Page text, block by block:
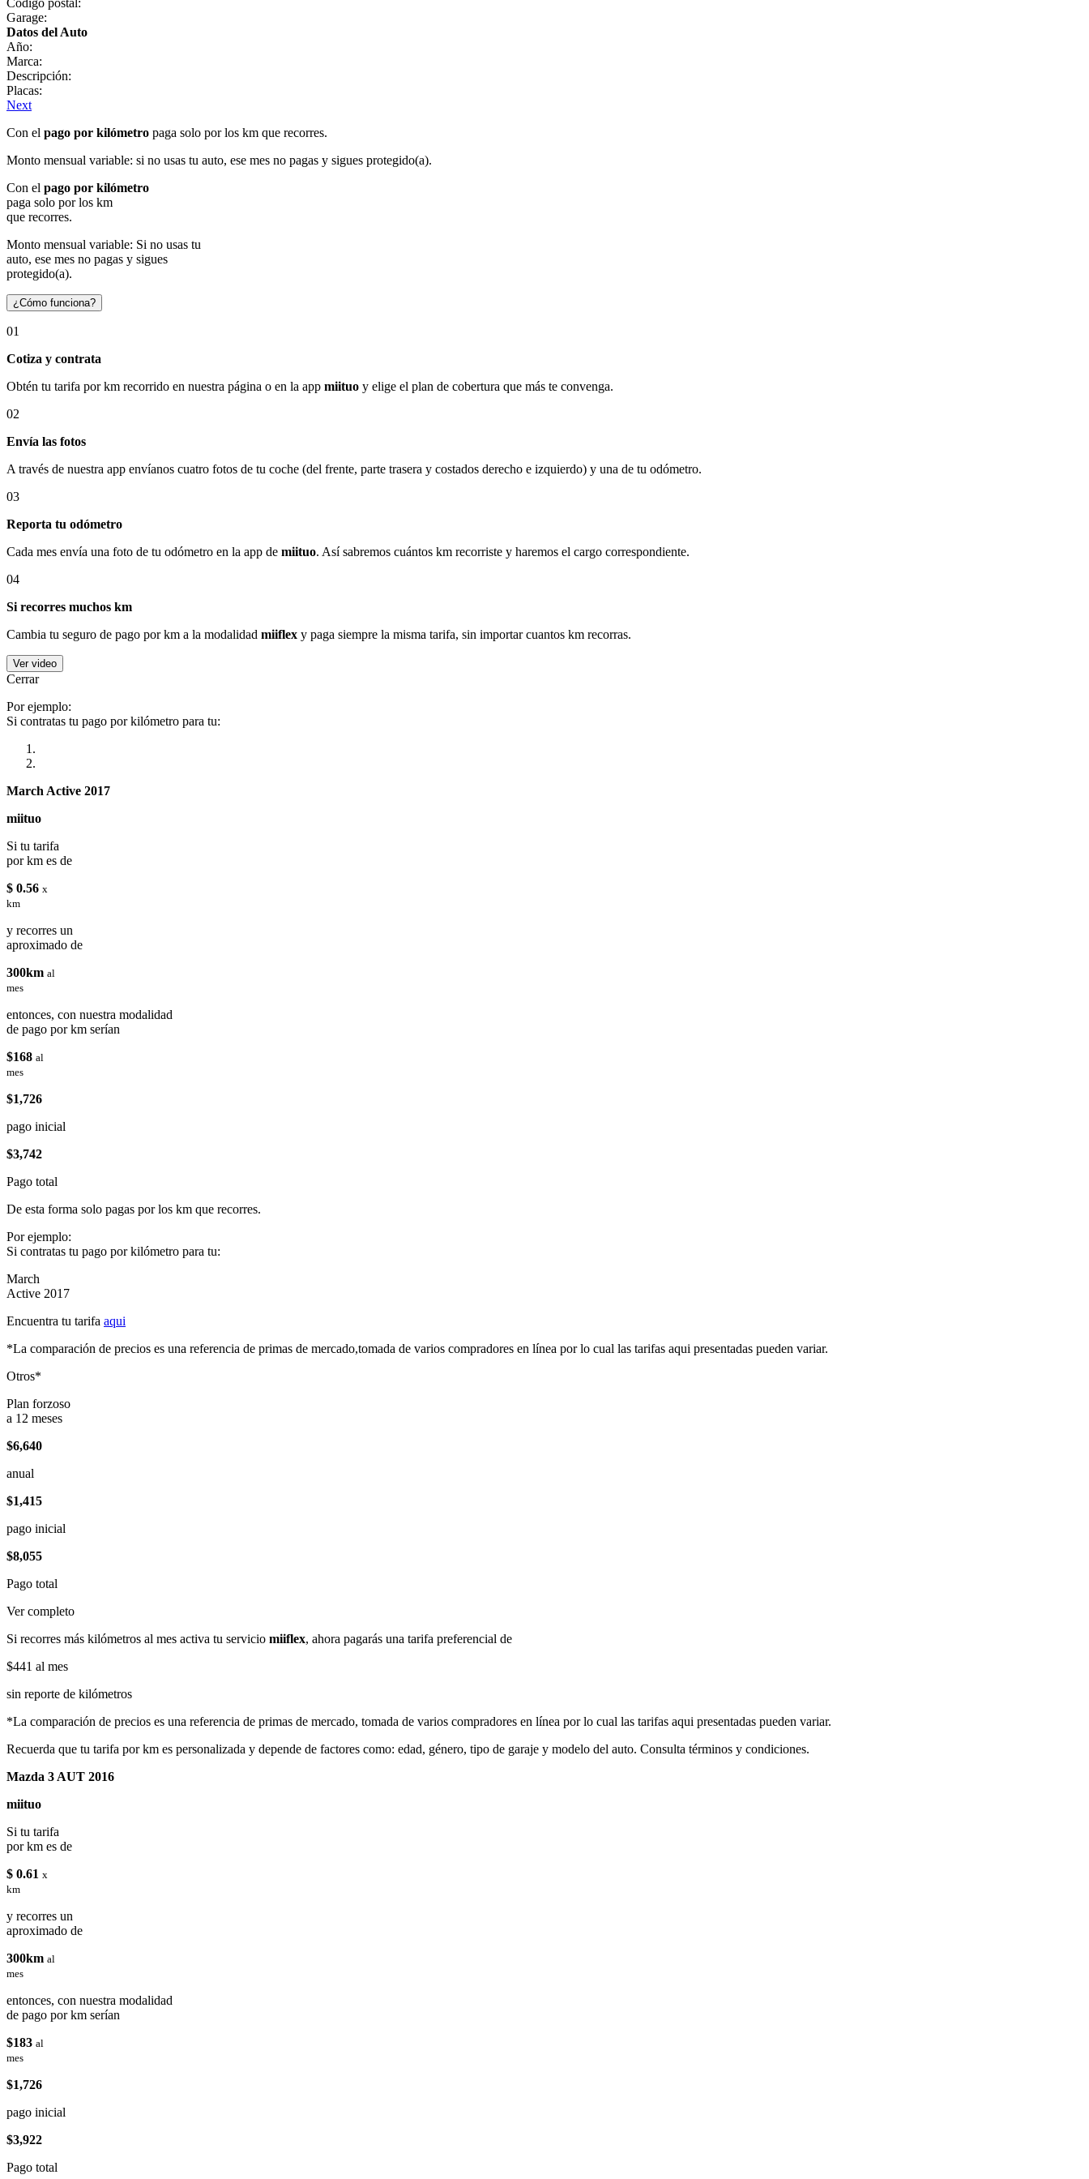
Garage:
Datos del Auto
Año:
Marca:
Descripción:
Placas:
Next
Con el pago por kilómetro paga solo por los km que recorres.
Monto mensual variable: si no usas tu auto, ese mes no pagas y sigues protegido(a).
Con el pago por kilómetro
paga solo por los km
que recorres.
Monto mensual variable: Si no usas tu
auto, ese mes no pagas y sigues
protegido(a).
¿Cómo funciona?
01
Cotiza y contrata
Obtén tu tarifa por km recorrido en nuestra página o en la app miituo y elige el plan de cobertura que más te convenga.
02
Envía las fotos
A través de nuestra app envíanos cuatro fotos de tu coche (del frente, parte trasera y costados derecho e izquierdo) y una de tu odómetro.
03
Reporta tu odómetro
Cada mes envía una foto de tu odómetro en la app de miituo. Así sabremos cuántos km recorriste y haremos el cargo correspondiente.
04
Si recorres muchos km
Cambia tu seguro de pago por km a la modalidad miiflex y paga siempre la misma tarifa, sin importar cuantos km recorras.
Ver video
Cerrar
Por ejemplo:
Si contratas tu pago por kilómetro para tu:
March Active 2017
miituo
Si tu tarifa
por km es de
$ 0.56 x
km
y recorres un
aproximado de
300km al
mes
entonces, con nuestra modalidad
de pago por km serían
$168 al
mes
$1,726
pago inicial
$3,742
Pago total
De esta forma solo pagas por los km que recorres.
Por ejemplo:
Si contratas tu pago por kilómetro para tu:
March
Active 2017
Encuentra tu tarifa aqui
*La comparación de precios es una referencia de primas de mercado,tomada de varios compradores en línea por lo cual las tarifas aqui presentadas pueden variar.
Otros*
Plan forzoso
a 12 meses
$6,640
anual
$1,415
pago inicial
$8,055
Pago total
Ver completo
Si recorres más kilómetros al mes activa tu servicio miiflex, ahora pagarás una tarifa preferencial de
$441 al mes
sin reporte de kilómetros
*La comparación de precios es una referencia de primas de mercado, tomada de varios compradores en línea por lo cual las tarifas aqui presentadas pueden variar.
Recuerda que tu tarifa por km es personalizada y depende de factores como: edad, género, tipo de garaje y modelo del auto. Consulta términos y condiciones.
Mazda 3 AUT 2016
miituo
Si tu tarifa
por km es de
$ 0.61 x
km
y recorres un
aproximado de
300km al
mes
entonces, con nuestra modalidad
de pago por km serían
$183 al
mes
$1,726
pago inicial
$3,922
Pago total